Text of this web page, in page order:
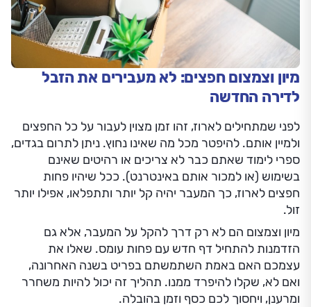
מיון וצמצום חפצים: לא מעבירים את הזבל
לדירה החדשה
לפני שמתחילים לארוז, זהו זמן מצוין לעבור על כל החפצים
ולמיין אותם. להיפטר מכל מה שאינו נחוץ. ניתן לתרום בגדים,
ספרי לימוד שאתם כבר לא צריכים או רהיטים שאינם
בשימוש (או למכור אותם באינטרנט). ככל שיהיו פחות
חפצים לארוז, כך המעבר יהיה קל יותר ותתפלאו, אפילו יותר
זול.
מיון וצמצום הם לא רק דרך להקל על המעבר, אלא גם
הזדמנות להתחיל דף חדש עם פחות עומס. שאלו את
עצמכם האם באמת השתמשתם בפריט בשנה האחרונה,
ואם לא, שקלו להיפרד ממנו. תהליך זה יכול להיות משחרר
ומרענן, ויחסוך לכם כסף וזמן בהובלה.